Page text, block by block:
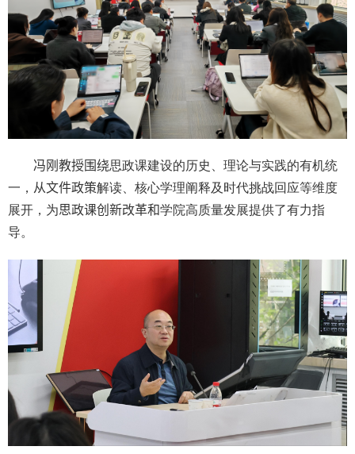
冯刚教授围绕思政课建设的历史、理论与实践的有机统
一， 从文件政策解读、核心学理阐释及时代挑战回应等维度
展开，为思政课创新改革和学院高质量发展提供了有力指
导。